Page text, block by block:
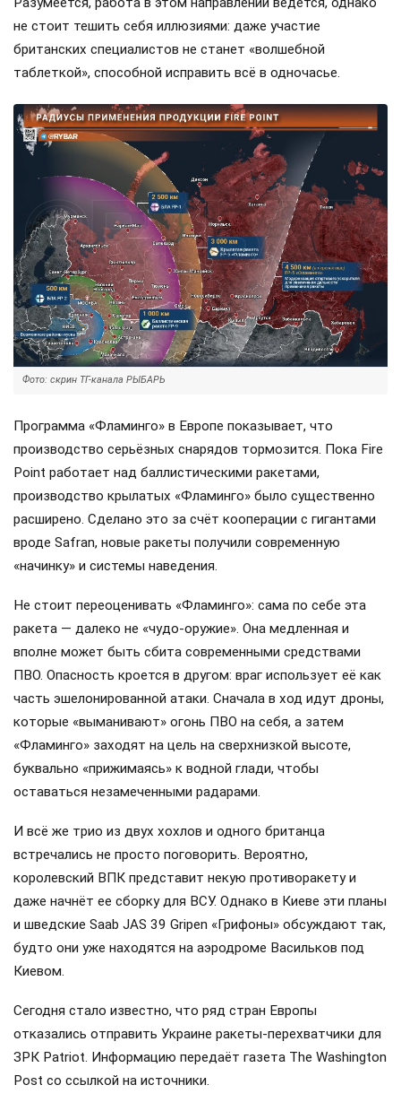
не стоит тешить себя иллюзиями: даже участие
британских специалистов не станет «волшебной
таблеткой», способной исправить всё в одночасье.
Фото: скрин ТГ-канала РЫБАРЬ
Программа «Фламинго» в Европе показывает, что
производство серьёзных снарядов тормозится. Пока Fire
Point работает над баллистическими ракетами,
производство крылатых «Фламинго» было существенно
расширено. Сделано это за счёт кооперации с гигантами
вроде Safran, новые ракеты получили современную
«начинку» и системы наведения.
Не стоит переоценивать «Фламинго»: сама по себе эта
ракета — далеко не «чудо-оружие». Она медленная и
вполне может быть сбита современными средствами
ПВО. Опасность кроется в другом: враг использует её как
часть эшелонированной атаки. Сначала в ход идут дроны,
которые «выманивают» огонь ПВО на себя, а затем
«Фламинго» заходят на цель на сверхнизкой высоте,
буквально «прижимаясь» к водной глади, чтобы
оставаться незамеченными радарами.
И всё же трио из двух хохлов и одного британца
встречались не просто поговорить. Вероятно,
королевский ВПК представит некую противоракету и
даже начнёт ее сборку для ВСУ. Однако в Киеве эти планы
и шведские Saab JAS 39 Gripen «Грифоны» обсуждают так,
будто они уже находятся на аэродроме Васильков под
Киевом.
Сегодня стало известно, что ряд стран Европы
отказались отправить Украине ракеты-перехватчики для
ЗРК Patriot. Информацию передаёт газета The Washington
Post со ссылкой на источники.